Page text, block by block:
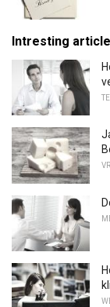
Intresting